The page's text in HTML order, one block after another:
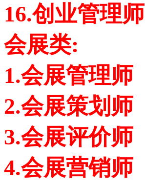
16.创业管理师
会展类:
1.会展管理师
2.会展策划师
3.会展评价师
4.会展营销师